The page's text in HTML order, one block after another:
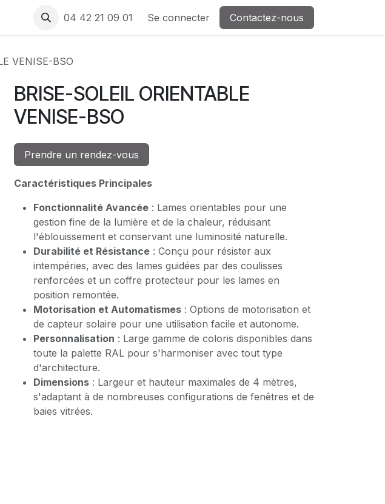
Assistance04 42 21 09 01 Se connecter Contactez-nous
VENISE-BSO
BRISE-SOLEIL ORIENTABLE
VENISE-BSO
Prendre un rendez-vous
Caractéristiques Principales
Fonctionnalité Avancée : Lames orientables pour une
gestion fine de la lumière et de la chaleur, réduisant
l'éblouissement et conservant une luminosité naturelle.
Durabilité et Résistance : Conçu pour résister aux
intempéries, avec des lames guidées par des coulisses
renforcées et un coffre protecteur pour les lames en
position remontée.
Motorisation et Automatismes : Options de motorisation et
de capteur solaire pour une utilisation facile et autonome.
Personnalisation : Large gamme de coloris disponibles dans
toute la palette RAL pour s'harmoniser avec tout type
d'architecture.
Dimensions : Largeur et hauteur maximales de 4 mètres,
s'adaptant à de nombreuses configurations de fenêtres et de
baies vitrées.